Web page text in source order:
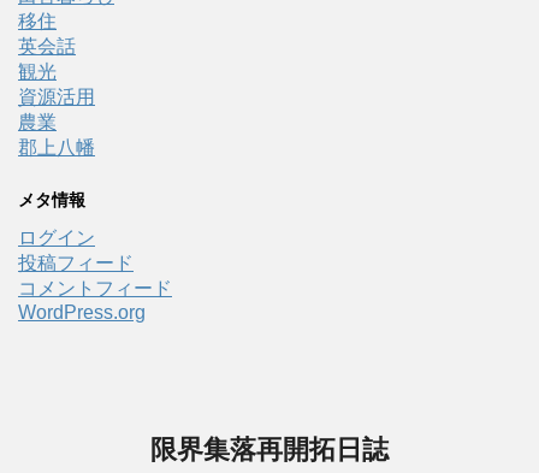
移住
英会話
観光
資源活用
農業
郡上八幡
メタ情報
ログイン
投稿フィード
コメントフィード
WordPress.org
限界集落再開拓日誌